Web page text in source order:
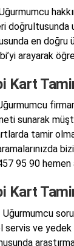
doğrultusunda
en
arayarak
Kart
sunarak
tamir
95 90 hemen
Kart
servis ve